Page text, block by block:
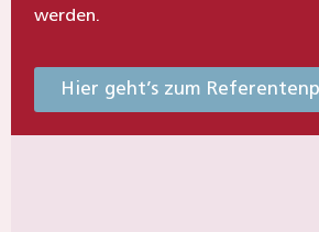
werden.
Hier geht’s zum